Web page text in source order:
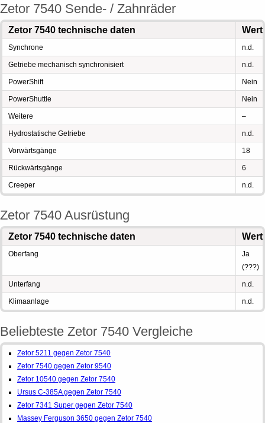
Zetor 7540 Sende- / Zahnräder
Zetor 7540 technische daten Wert
Synchrone n.d.
Getriebe mechanisch synchronisiert n.d.
PowerShift Nein
PowerShuttle Nein
Weitere –
Hydrostatische Getriebe n.d.
Vorwärtsgänge 18
Rückwärtsgänge 6
Creeper n.d.
Zetor 7540 Ausrüstung
Zetor 7540 technische daten Wert
Oberfang
Ja
(???)
Unterfang n.d.
Klimaanlage n.d.
Beliebteste Zetor 7540 Vergleiche
Zetor 5211 gegen Zetor 7540
Zetor 7540 gegen Zetor 9540
Zetor 10540 gegen Zetor 7540
Ursus C-385A gegen Zetor 7540
Zetor 7341 Super gegen Zetor 7540
Massey Ferguson 3650 gegen Zetor 7540